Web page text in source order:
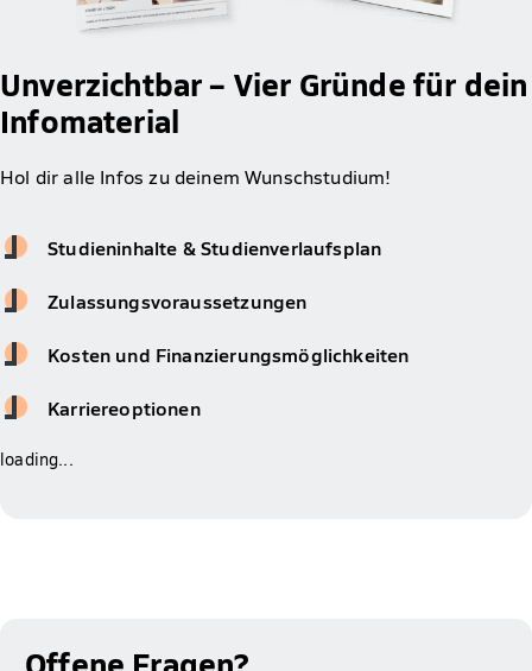
Unverzichtbar – Vier Gründe für dein
Infomaterial
Hol dir alle Infos zu deinem Wunschstudium!
Studieninhalte & Studienverlaufsplan
Zulassungsvoraussetzungen
Kosten und Finanzierungsmöglichkeiten
Karriereoptionen
loading...
Offene Fragen?